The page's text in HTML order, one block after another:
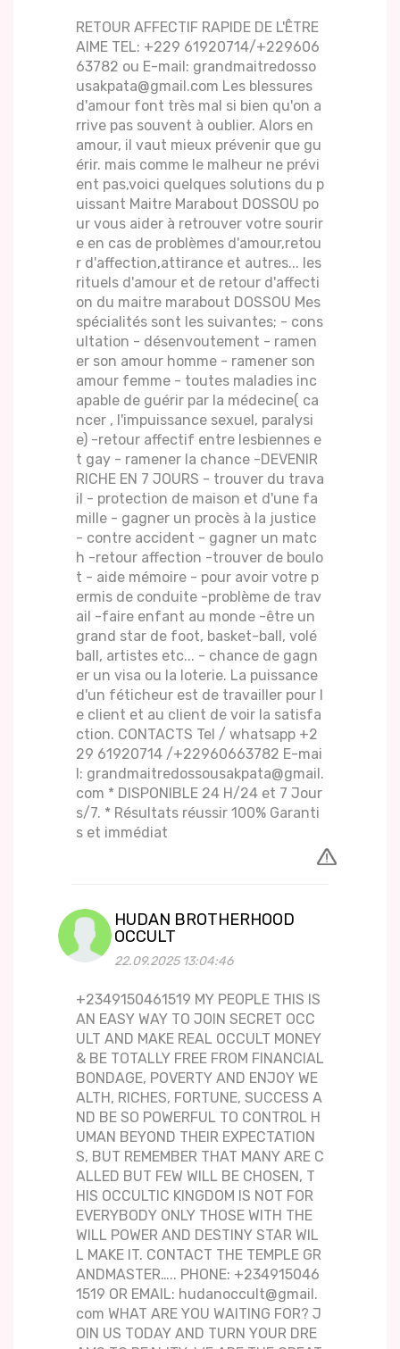
RETOUR AFFECTIF RAPIDE DE L'ÊTRE
AIME TEL: +229 61920714/+229606
63782 ou E-mail: grandmaitredosso
usakpata@gmail.com Les blessures
d'amour font très mal si bien qu'on a
rrive pas souvent à oublier. Alors en
amour, il vaut mieux prévenir que gu
érir. mais comme le malheur ne prévi
ent pas,voici quelques solutions du p
uissant Maitre Marabout DOSSOU po
ur vous aider à retrouver votre sourir
e en cas de problèmes d'amour,retou
r d'affection,attirance et autres... les
rituels d'amour et de retour d'affecti
on du maitre marabout DOSSOU Mes
spécialités sont les suivantes; - cons
ultation - désenvoutement - ramen
er son amour homme - ramener son
amour femme - toutes maladies inc
apable de guérir par la médecine( ca
ncer , l'impuissance sexuel, paralysi
e) -retour affectif entre lesbiennes e
t gay - ramener la chance -DEVENIR
RICHE EN 7 JOURS - trouver du trava
il - protection de maison et d'une fa
mille - gagner un procès à la justice
- contre accident - gagner un matc
h -retour affection -trouver de boulo
t - aide mémoire - pour avoir votre p
ermis de conduite -problème de trav
ail -faire enfant au monde -être un
grand star de foot, basket-ball, volé
ball, artistes etc... - chance de gagn
er un visa ou la loterie. La puissance
d'un féticheur est de travailler pour l
e client et au client de voir la satisfa
ction. CONTACTS Tel / whatsapp +2
29 61920714 /+22960663782 E-mai
l: grandmaitredossousakpata@gmail.
com * DISPONIBLE 24 H/24 et 7 Jour
s/7. * Résultats réussir 100% Garanti
s et immédiat
HUDAN BROTHERHOOD
OCCULT
22.09.2025 13:04:46
+2349150461519 MY PEOPLE THIS IS
AN EASY WAY TO JOIN SECRET OCC
ULT AND MAKE REAL OCCULT MONEY
& BE TOTALLY FREE FROM FINANCIAL
BONDAGE, POVERTY AND ENJOY WE
ALTH, RICHES, FORTUNE, SUCCESS A
ND BE SO POWERFUL TO CONTROL H
UMAN BEYOND THEIR EXPECTATION
S, BUT REMEMBER THAT MANY ARE C
ALLED BUT FEW WILL BE CHOSEN, T
HIS OCCULTIC KINGDOM IS NOT FOR
EVERYBODY ONLY THOSE WITH THE
WILL POWER AND DESTINY STAR WIL
L MAKE IT. CONTACT THE TEMPLE GR
ANDMASTER….. PHONE: +234915046
1519 OR EMAIL: hudanoccult@gmail.
com WHAT ARE YOU WAITING FOR? J
OIN US TODAY AND TURN YOUR DRE